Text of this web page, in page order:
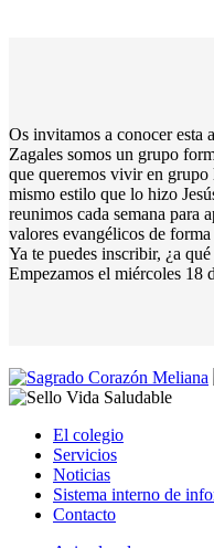
Os invitamos a conocer esta
Zagales somos un grupo
que queremos vivir en grupo
mismo estilo que lo hizo
reunimos cada semana para
valores evangélicos de
Ya te puedes inscribir, ¿a qué
Empezamos el miércoles 18
El colegio
Servicios
Noticias
Sistema interno de
Contacto